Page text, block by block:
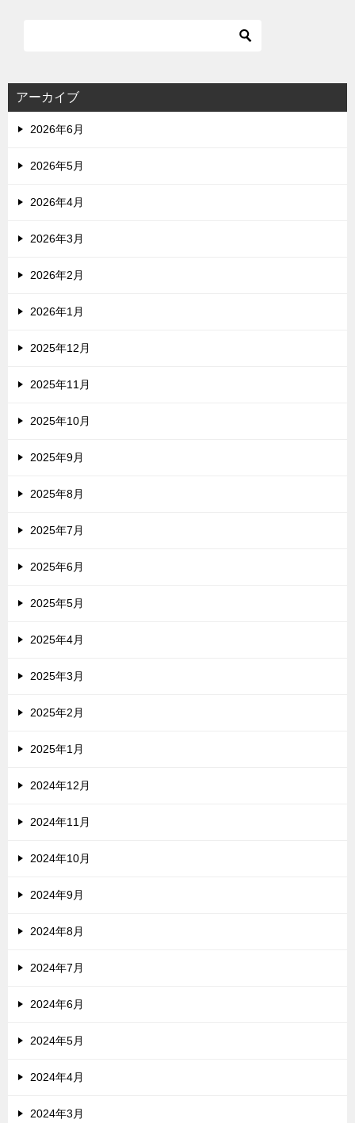
アーカイブ
2026年6月
2026年5月
2026年4月
2026年3月
2026年2月
2026年1月
2025年12月
2025年11月
2025年10月
2025年9月
2025年8月
2025年7月
2025年6月
2025年5月
2025年4月
2025年3月
2025年2月
2025年1月
2024年12月
2024年11月
2024年10月
2024年9月
2024年8月
2024年7月
2024年6月
2024年5月
2024年4月
2024年3月